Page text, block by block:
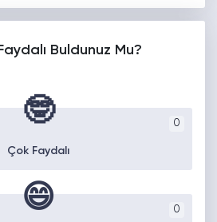
Faydalı Buldunuz Mu?
0
🤓
Çok Faydalı
0
😄